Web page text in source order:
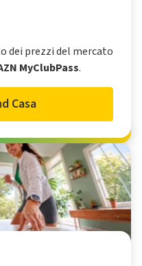
dei prezzi del mercato
MyClubPass.
Casa